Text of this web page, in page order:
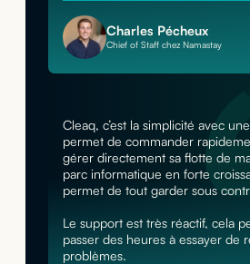
Charles Pécheux
Chief of Staff chez Namastay
Cleaq, c’est la simplicité avec
permet de commander
gérer directement sa flotte de
parc informatique en forte
permet de tout garder sous
Le support est très réactif, cela
passer des heures à essayer de
problèmes.